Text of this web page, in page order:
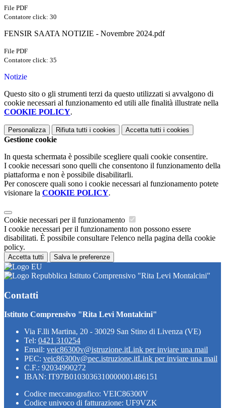
File PDF
Contatore click: 30
FENSIR SAATA NOTIZIE - Novembre 2024.pdf
File PDF
Contatore click: 35
Notizie
Questo sito o gli strumenti terzi da questo utilizzati si avvalgono di
cookie necessari al funzionamento ed utili alle finalità illustrate nella
COOKIE POLICY.
Personalizza Rifiuta tutti i cookies Accetta tutti i cookies
Gestione cookie
In questa schermata è possibile scegliere quali cookie consentire.
I cookie necessari sono quelli che consentono il funzionamento della
piattaforma e non è possibile disabilitarli.
Per conoscere quali sono i cookie necessari al funzionamento potete
visionare la COOKIE POLICY.
Cookie necessari per il funzionamento
I cookie necessari per il funzionamento non possono essere
disabilitati. È possibile consultare l'elenco nella pagina della cookie
policy.
Accetta tutti Salva le preferenze
Istituto Comprensivo "Rita Levi Montalcini"
Contatti
Istituto Comprensivo "Rita Levi Montalcini"
Via F.lli Martina, 20 - 30029 San Stino di Livenza (VE)
Tel: 0421 310254
Email: veic86300v@istruzione.itLink per inviare una mail
PEC: veic86300v@pec.istruzione.itLink per inviare una mail
C.F.: 92034990272
IBAN: IT97B0103036310000001486151
Codice meccanografico: VEIC86300V
Codice univoco di fatturazione: UF9VZK